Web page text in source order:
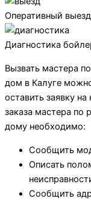
Оперативный
Диагностика
Вызвать мастера
дом в Калуге
оставить заявку
заказа мастера по
дому необходимо:
Сообщить
Описать
Сообщить